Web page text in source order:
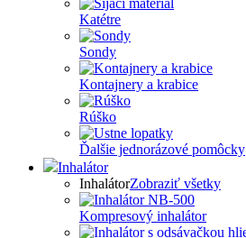
Katétre
Sondy
Kontajnery a krabice
Rúško
Ďalšie jednorázové pomôcky
Inhalátor
InhalátorZobraziť všetky
Kompresový inhalátor